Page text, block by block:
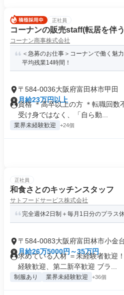
正社員
コーナンの販売staff(転居を伴
コーナン商事株式会社
＜急募のお仕事＞コーナンで働く魅
平均残業14時間！
〒584-0036大阪府富田林市甲田
月給23万円以上
資格 ＊高卒以上の方 ＊転職回数
受け身ではなく、「自ら動...
業界未経験歓迎 +24個
正社員
和食さとのキッチンスタッフ
サトフードサービス株式会社
完全週休2日制＋毎月1日分のプラス
〒584-0083大阪府富田林市小金
月給26万5000円～35万円
求めている人材 ＝未経験者歓迎
経験歓迎、第二新卒歓迎 ブラ...
制服あり 業界未経験歓迎 +36個